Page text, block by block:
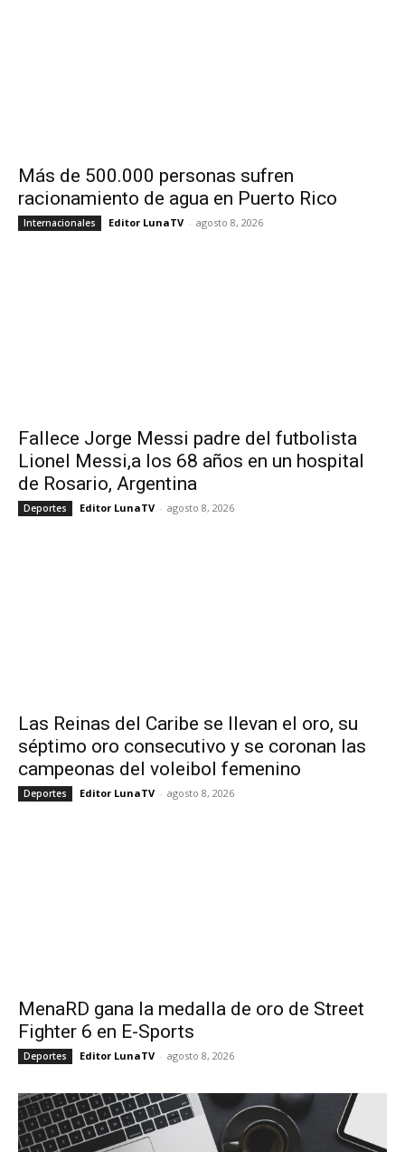
Más de 500.000 personas sufren
racionamiento de agua en Puerto Rico
Internacionales Editor LunaTV - agosto 8, 2026
Fallece Jorge Messi padre del futbolista
Lionel Messi,a los 68 años en un hospital
de Rosario, Argentina
Deportes Editor LunaTV - agosto 8, 2026
Las Reinas del Caribe se llevan el oro, su
séptimo oro consecutivo y se coronan las
campeonas del voleibol femenino
Deportes Editor LunaTV - agosto 8, 2026
MenaRD gana la medalla de oro de Street
Fighter 6 en E-Sports
Deportes Editor LunaTV - agosto 8, 2026